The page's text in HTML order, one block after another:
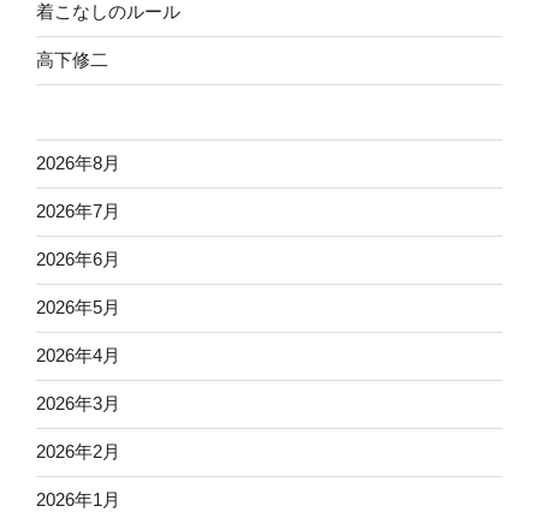
着こなしのルール
高下修二
2026年8月
2026年7月
2026年6月
2026年5月
2026年4月
2026年3月
2026年2月
2026年1月